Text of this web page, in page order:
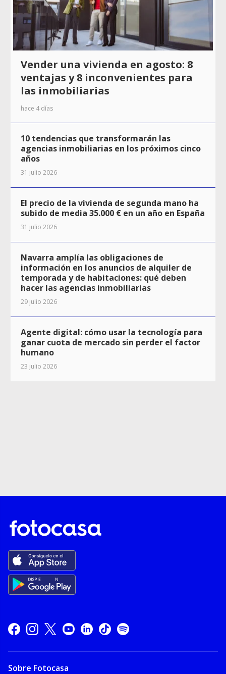
Vender una vivienda en agosto: 8
ventajas y 8 inconvenientes para
las inmobiliarias
hace 4 días
10 tendencias que transformarán las
agencias inmobiliarias en los próximos cinco
años
31 julio 2026
El precio de la vivienda de segunda mano ha
subido de media 35.000 € en un año en España
31 julio 2026
Navarra amplía las obligaciones de
información en los anuncios de alquiler de
temporada y de habitaciones: qué deben
hacer las agencias inmobiliarias
29 julio 2026
Agente digital: cómo usar la tecnología para
ganar cuota de mercado sin perder el factor
humano
23 julio 2026
Sobre Fotocasa